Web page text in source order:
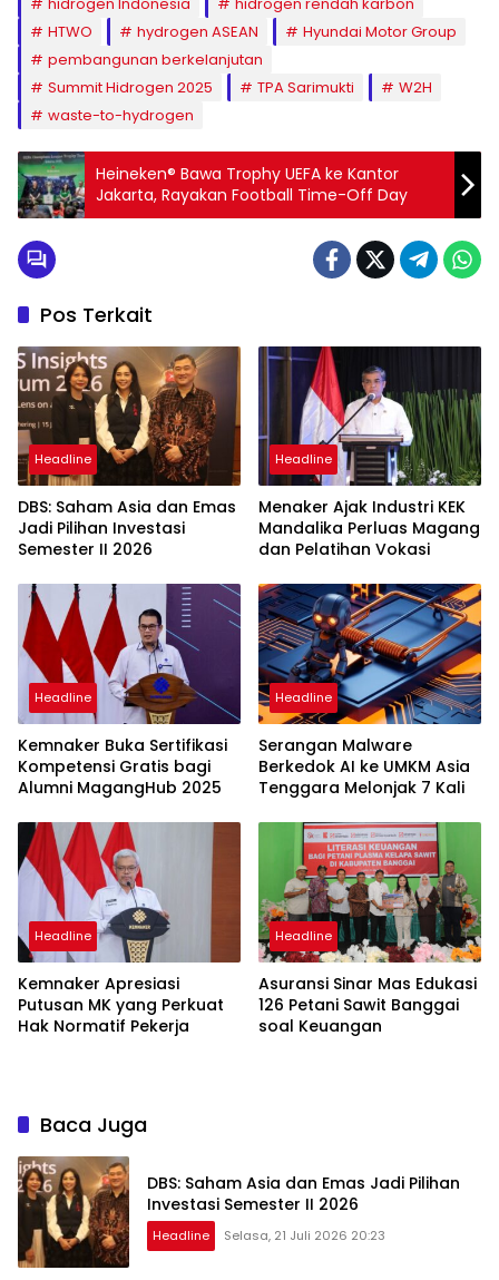
HTWO
hydrogen ASEAN
Hyundai Motor Group
pembangunan berkelanjutan
Summit Hidrogen 2025
TPA Sarimukti
W2H
waste-to-hydrogen
Heineken® Bawa Trophy UEFA ke Kantor
Jakarta, Rayakan Football Time-Off Day
Pos Terkait
Headline
DBS: Saham Asia dan Emas
Jadi Pilihan Investasi
Semester II 2026
Headline
Menaker Ajak Industri KEK
Mandalika Perluas Magang
dan Pelatihan Vokasi
Headline
Kemnaker Buka Sertifikasi
Kompetensi Gratis bagi
Alumni MagangHub 2025
Headline
Serangan Malware
Berkedok AI ke UMKM Asia
Tenggara Melonjak 7 Kali
Headline
Kemnaker Apresiasi
Putusan MK yang Perkuat
Hak Normatif Pekerja
Headline
Asuransi Sinar Mas Edukasi
126 Petani Sawit Banggai
soal Keuangan
Baca Juga
DBS: Saham Asia dan Emas Jadi Pilihan
Investasi Semester II 2026
Headline Selasa, 21 Juli 2026 20:23